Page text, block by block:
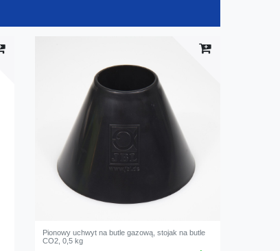
Pionowy uchwyt na butle gazową, stojak na butle
CO2, 0,5 kg